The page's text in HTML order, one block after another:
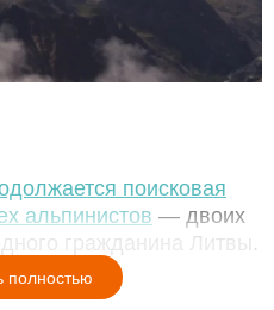
поисковая
альпинистов — двоих
гражданина Литвы.
полностью